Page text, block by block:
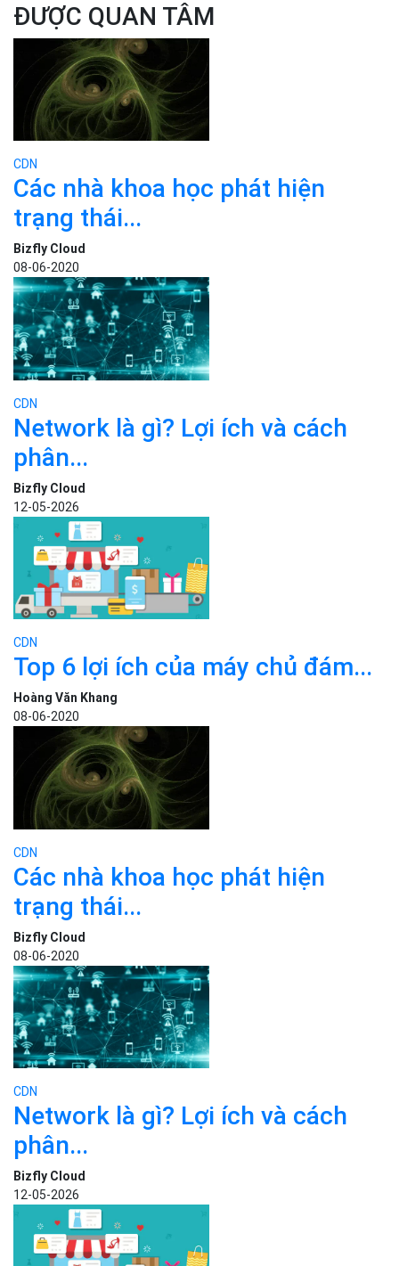
ĐƯỢC QUAN TÂM
CDN
Các nhà khoa học phát hiện
trạng thái...
Bizfly Cloud
08-06-2020
CDN
Network là gì? Lợi ích và cách
phân...
Bizfly Cloud
12-05-2026
CDN
Top 6 lợi ích của máy chủ đám...
Hoàng Văn Khang
08-06-2020
CDN
Các nhà khoa học phát hiện
trạng thái...
Bizfly Cloud
08-06-2020
CDN
Network là gì? Lợi ích và cách
phân...
Bizfly Cloud
12-05-2026